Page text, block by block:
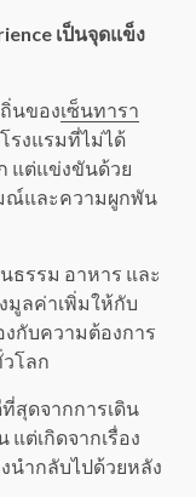
เป็นจุดแข็ง
นของเซ็นทารา
รงแรมที่ไม่ได้
แต่แข่งขันด้วย
ณ์และความผูกพัน
ธรรม อาหาร และ
มูลค่าเพิ่มให้กับ
งกับความต้องการ
โลก
สุดจากการเดิน
แต่เกิดจากเรื่อง
นำกลับไปด้วยหลัง